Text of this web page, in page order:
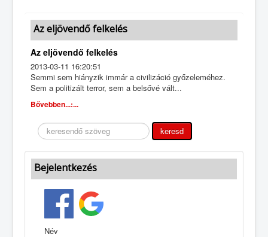
Az eljövendő felkelés
Az eljövendő felkelés
2013-03-11 16:20:51
Semmi sem hiányzik immár a civilizáció győzeleméhez.
Sem a politizált terror, sem a belsővé vált...
Bővebben...:...
Keresés keresd
Bejelentkezés
Név